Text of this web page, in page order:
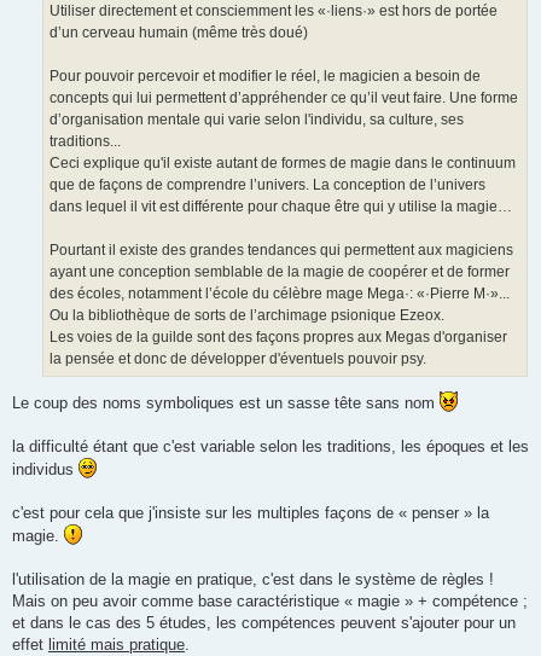
Utiliser directement et consciemment les «·liens·» est hors de portée
d’un cerveau humain (même très doué)
Pour pouvoir percevoir et modifier le réel, le magicien a besoin de
concepts qui lui permettent d’appréhender ce qu’il veut faire. Une forme
d’organisation mentale qui varie selon l'individu, sa culture, ses
traditions...
Ceci explique qu'il existe autant de formes de magie dans le continuum
que de façons de comprendre l’univers. La conception de l’univers
dans lequel il vit est différente pour chaque être qui y utilise la magie…
Pourtant il existe des grandes tendances qui permettent aux magiciens
ayant une conception semblable de la magie de coopérer et de former
des écoles, notamment l’école du célèbre mage Mega·: «·Pierre M·»...
Ou la bibliothèque de sorts de l’archimage psionique Ezeox.
Les voies de la guilde sont des façons propres aux Megas d'organiser
la pensée et donc de développer d'éventuels pouvoir psy.
Le coup des noms symboliques est un sasse tête sans nom
la difficulté étant que c'est variable selon les traditions, les époques et les
individus
c'est pour cela que j'insiste sur les multiples façons de « penser » la
magie.
l'utilisation de la magie en pratique, c'est dans le système de règles !
Mais on peu avoir comme base caractéristique « magie » + compétence ;
et dans le cas des 5 études, les compétences peuvent s'ajouter pour un
effet limité mais pratique.